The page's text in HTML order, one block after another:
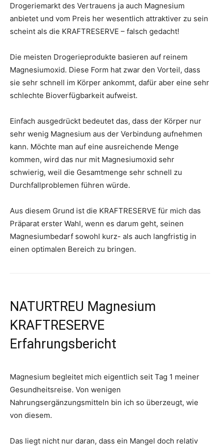
Drogeriemarkt des Vertrauens ja auch Magnesium
anbietet und vom Preis her wesentlich attraktiver zu sein
scheint als die KRAFTRESERVE – falsch gedacht!
Die meisten Drogerieprodukte basieren auf reinem
Magnesiumoxid. Diese Form hat zwar den Vorteil, dass
sie sehr schnell im Körper ankommt, dafür aber eine sehr
schlechte Bioverfügbarkeit aufweist.
Einfach ausgedrückt bedeutet das, dass der Körper nur
sehr wenig Magnesium aus der Verbindung aufnehmen
kann. Möchte man auf eine ausreichende Menge
kommen, wird das nur mit Magnesiumoxid sehr
schwierig, weil die Gesamtmenge sehr schnell zu
Durchfallproblemen führen würde.
Aus diesem Grund ist die KRAFTRESERVE für mich das
Präparat erster Wahl, wenn es darum geht, seinen
Magnesiumbedarf sowohl kurz- als auch langfristig in
einen optimalen Bereich zu bringen.
NATURTREU Magnesium
KRAFTRESERVE
Erfahrungsbericht
Magnesium begleitet mich eigentlich seit Tag 1 meiner
Gesundheitsreise. Von wenigen
Nahrungsergänzungsmitteln bin ich so überzeugt, wie
von diesem.
Das liegt nicht nur daran, dass ein Mangel doch relativ